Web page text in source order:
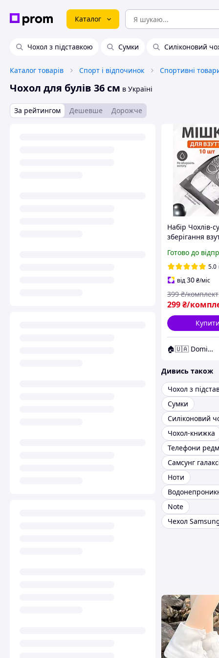
Каталог
Чохол з підставкою Сумки Силіконовий
Каталог товарів Спорт і відпочинок Спортивні
Чохол для булів 36 см в Україні
За рейтингом Дешевше Дорожче
Набір Чохлів-
зберігання
Готово до
5.0
від30₴/міс
299₴/
399 ₴/комплект
Купити
🏠🇺🇦 Domix - все для тебе
Дивись також
Чохол з
Сумки
Силіконовий
Чохол-книжка
Телефони
Ноти
Note